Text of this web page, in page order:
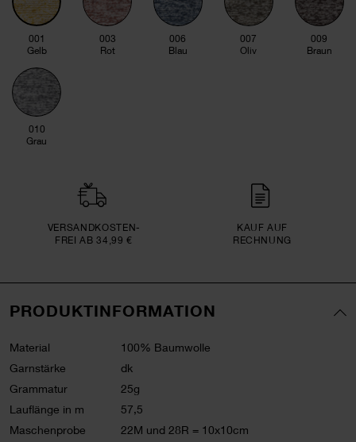
001
Gelb
003
Rot
006
Blau
007
Oliv
009
Braun
010
Grau
VERSAND­KOSTEN­
FREI AB 34,99 €
KAUF AUF
RECHNUNG
PRODUKTINFORMATION
Material
100% Baumwolle
Garnstärke
dk
Grammatur
25g
Lauflänge in m
57,5
Maschenprobe
22M und 28R = 10x10cm